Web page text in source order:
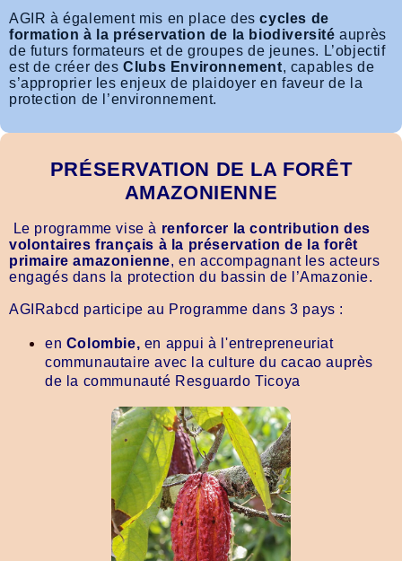
AGIR à également mis en place descycles de
formation à la préservation de la biodiversité auprès
de futurs formateurs et de groupes de jeunes. L’objectif
est de créer desClubs Environnement, capables de
s’approprier les enjeux de plaidoyer en faveur de la
protection de l’environnement.
PRÉSERVATION DE LA FORÊT
AMAZONIENNE
Le programme vise à renforcer la contribution des
volontaires français à la préservation de la forêt
primaire amazonienne, en accompagnant les acteurs
engagés dans la protection du bassin de l’Amazonie.
AGIRabcd participe au Programme dans 3 pays :
en Colombie, en appui à l'entrepreneuriat
communautaire avec la culture du cacao auprès
de la communauté Resguardo Ticoya